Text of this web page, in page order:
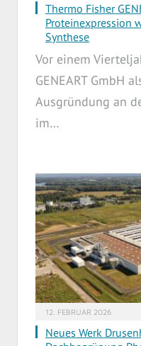
Thermo Fisher
Proteinexpression
Synthese
Vor einem
GENEART GmbH
Ausgründung an
im…
12. FEBRUAR 2026
Neues Werk